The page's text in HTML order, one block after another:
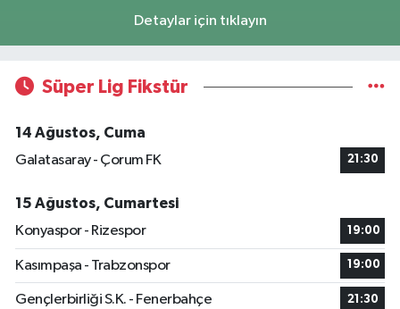
Detaylar için tıklayın
Süper Lig Fikstür
14 Ağustos, Cuma
Galatasaray - Çorum FK
21:30
15 Ağustos, Cumartesi
Konyaspor - Rizespor
19:00
Kasımpaşa - Trabzonspor 19:00
Gençlerbirliği S.K. - Fenerbahçe 21:30